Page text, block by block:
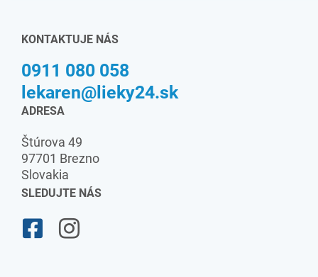
KONTAKTUJE NÁS
0911 080 058
lekaren@lieky24.sk
ADRESA
Štúrova 49
97701 Brezno
Slovakia
SLEDUJTE NÁS